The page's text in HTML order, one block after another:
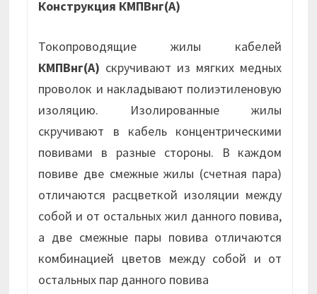
Конструкция КМПВнг(А)
Токопроводящие жилы кабелей
КМПВнг(А) скручивают из мягких медных
проволок и накладывают полиэтиленовую
изоляцию. Изолированные жилы
скручивают в кабель концентрическими
повивами в разные стороны. В каждом
повиве две смежные жилы (счетная пара)
отличаются расцветкой изоляции между
собой и от остальных жил данного повива,
а две смежные пары повива отличаются
комбинацией цветов между собой и от
остальных пар данного повива